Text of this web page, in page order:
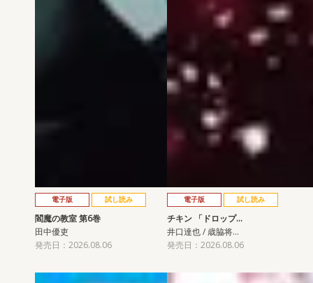
電子版 試し読み
閻魔の教室 第6巻
田中優吏
発売日：2026.08.06
電子版 試し読み
チキン 「ドロップ…
井口達也 / 歳脇将…
発売日：2026.08.06